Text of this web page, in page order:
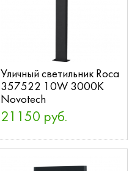
Уличный светильник Roca
357522 10W 3000K
Novotech
21150 руб.